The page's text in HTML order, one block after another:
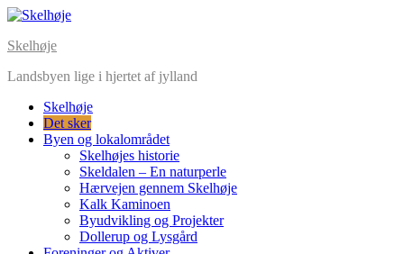
Skip
content
Skelhøje
Landsbyen lige i hjertet af jylland
Skelhøje
Det sker
Byen og lokalområdet
Skelhøjes historie
Skeldalen – En naturperle
Hærvejen gennem Skelhøje
Kalk Kaminoen
Byudvikling og Projekter
Dollerup og Lysgård